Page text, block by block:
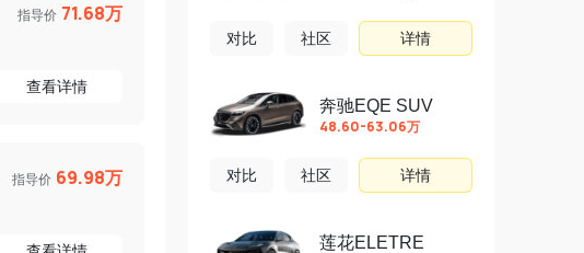
指导价 71.68万
查看详情
指导价 69.98万
对比 社区 详情
奔驰EQE SUV
48.60-63.06万
对比 社区 详情
莲花ELETRE